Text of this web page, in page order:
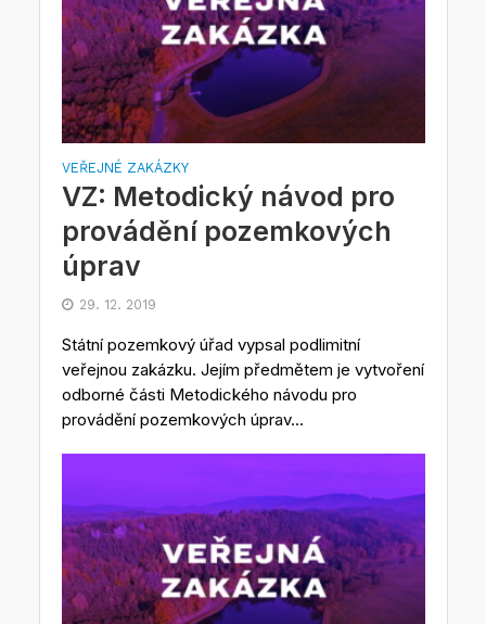
VEŘEJNÉ ZAKÁZKY
VZ: Metodický návod pro
provádění pozemkových
úprav
29. 12. 2019
Státní pozemkový úřad vypsal podlimitní
veřejnou zakázku. Jejím předmětem je vytvoření
odborné části Metodického návodu pro
provádění pozemkových úprav...